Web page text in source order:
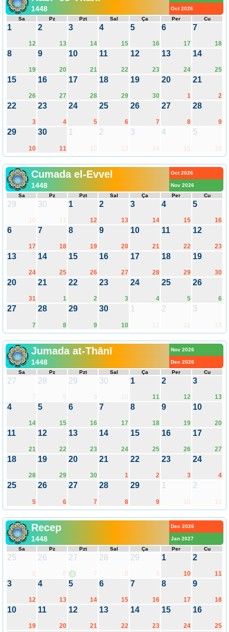
1448
Oct 2026
Sa
Pz Pzt Sal Ça Per Cu
1
12
2
13
3
14
4
15
5
16
6
17
7
18
8
19
9
20
10
21
11
22
12
23
13
24
14
25
15
26
16
27
17
28
18
29
19
30
20
1
21
2
22
3
23
4
24
5
25
6
26
7
27
8
28
9
29
10
30
11
1
12
2
13
3
14
4
15
5
16
Cumada el-Evvel
1448
Oct 2026
Nov 2026
Sa
Pz Pzt Sal Ça Per Cu
29
10
30
11
1
12
2
13
3
14
4
15
5
16
6
17
7
18
8
19
9
20
10
21
11
22
12
23
13
24
14
25
15
26
16
27
17
28
18
29
19
30
20
31
21
1
22
2
23
3
24
4
25
5
26
6
27
7
28
8
29
9
30
10
1
11
2
12
3
13
Jumada at-Thānī
1448
Nov 2026
Dec 2026
Sa
Pz Pzt Sal Ça Per Cu
27
7
28
8
29
9
30
10
1
11
2
12
3
13
4
14
5
15
6
16
7
17
8
18
9
19
10
20
11
21
12
22
13
23
14
24
15
25
16
26
17
27
18
28
19
29
20
30
21
1
22
2
23
3
24
4
25
5
26
6
27
7
28
8
29
9
1
10
2
11
Recep
1448
Dec 2026
Jan 2027
Sa
Pz Pzt Sal Ça Per Cu
25
5
26
6
27
7
4
28
8
29
9
1
10
2
11
3
12
4
13
5
14
6
15
7
16
8
17
9
18
10
19
11
20
12
21
13
22
14
23
15
24
16
25